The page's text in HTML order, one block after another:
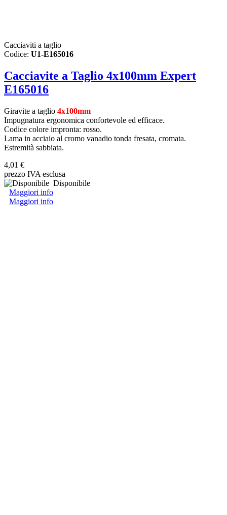
Cacciaviti a taglio
Codice: U1-E165016
Cacciavite a Taglio 4x100mm Expert
E165016
Giravite a taglio 4x100mm
Impugnatura ergonomica confortevole ed efficace.
Codice colore impronta: rosso.
Lama in acciaio al cromo vanadio tonda fresata, cromata.
Estremità sabbiata.
4,01 €
prezzo IVA esclusa
Disponibile
Maggiori info
Maggiori info